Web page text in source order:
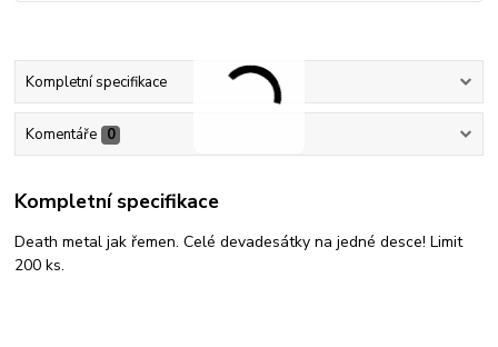
Kompletní specifikace
Komentáře 0
Kompletní specifikace
Death metal jak řemen. Celé devadesátky na jedné desce! Limit
200 ks.